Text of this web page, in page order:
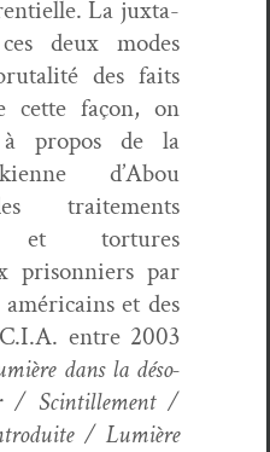
La jux­ta­
deux modes
des faits
cette façon, on
pro­pos de la
d’Abou
traite­ments
et tor­tures
pris­on­niers par
et des
entre 2003
dans la déso­
/ Scin­tille­ment /
/ Lumière